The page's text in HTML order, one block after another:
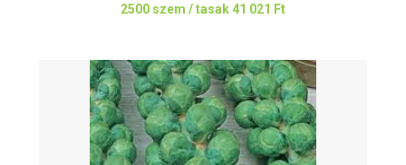
2500 szem / tasak 41 021 Ft